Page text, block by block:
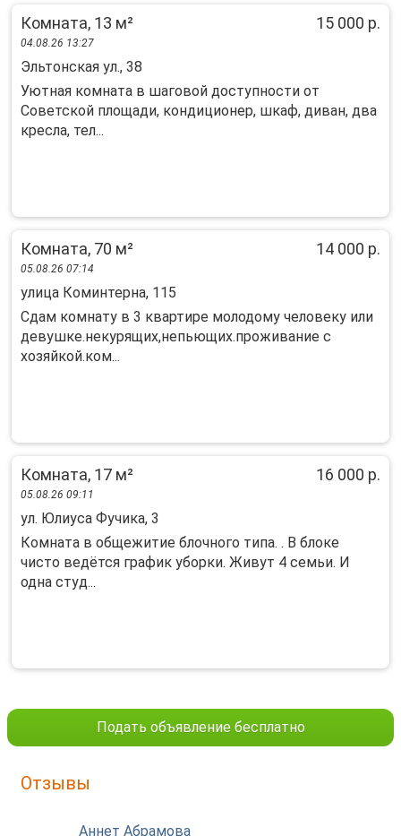
Комната, 13 м² 15 000 р.
04.08.26 13:27
Эльтонская ул., 38
Уютная комната в шаговой доступности от
Советской площади, кондиционер, шкаф, диван, два
кресла, тел...
Комната, 70 м² 14 000 р.
05.08.26 07:14
улица Коминтерна, 115
Сдам комнату в 3 квартире молодому человеку или
девушке.некурящих,непьющих.проживание с
хозяйкой.ком...
Комната, 17 м² 16 000 р.
05.08.26 09:11
ул. Юлиуса Фучика, 3
Комната в общежитие блочного типа. . В блоке
чисто ведётся график уборки. Живут 4 семьи. И
одна студ...
Подать объявление бесплатно
Отзывы
Аннет Абрамова